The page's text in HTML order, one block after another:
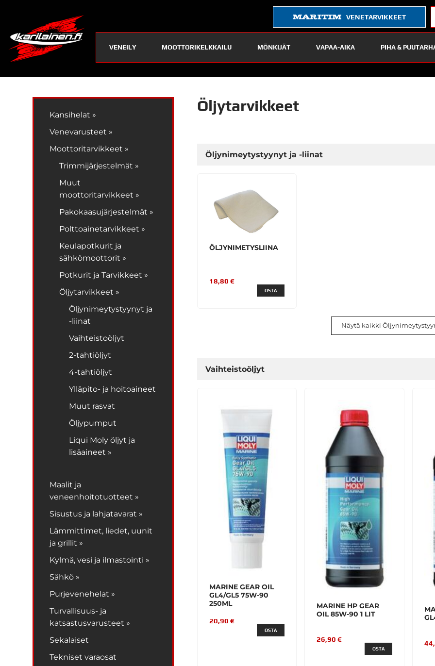
VENETARVIKKEET
VENEILY MOOTTORIKELKKAILU MÖNKIJÄT VAPAA-AIKA PIHA &
Kansihelat »
Venevarusteet »
Moottoritarvikkeet »
Trimmijärjestelmät »
Muut
moottoritarvikkeet »
Pakokaasujärjestelmät »
Polttoainetarvikkeet »
Keulapotkurit ja
sähkömoottorit »
Potkurit ja Tarvikkeet »
Öljytarvikkeet »
Öljynimeytystyynyt ja
-liinat
Vaihteistoöljyt
2-tahtiöljyt
4-tahtiöljyt
Ylläpito- ja hoitoaineet
Muut rasvat
Öljypumput
Liqui Moly öljyt ja
lisäaineet »
Maalit ja
veneenhoitotuotteet »
Sisustus ja lahjatavarat »
Lämmittimet, liedet, uunit
ja grillit »
Kylmä, vesi ja ilmastointi »
Sähkö »
Purjevenehelat »
Turvallisuus- ja
katsastusvarusteet »
Sekalaiset
Tekniset varaosat
Öljytarvikkeet
Öljynimeytystyynyt ja -liinat
ÖLJYNIMETYSLIINA
18,80 €
OSTA
Näytä kaikki
Vaihteistoöljyt
MARINE GEAR OIL
GL4/GL5 75W-90
250ML
20,90 €
OSTA
MARINE HP GEAR
OIL 85W-90 1 LIT
26,90 €
OSTA